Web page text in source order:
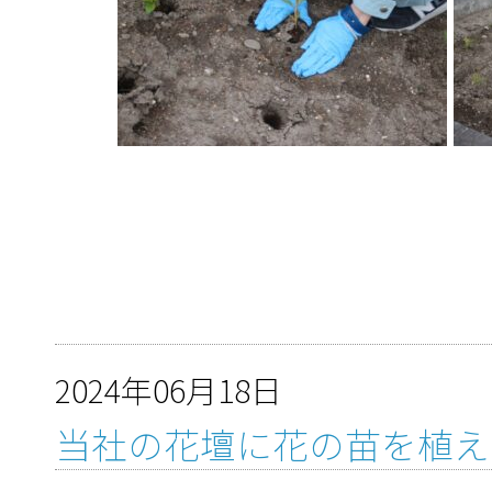
2024年06月18日
当社の花壇に花の苗を植